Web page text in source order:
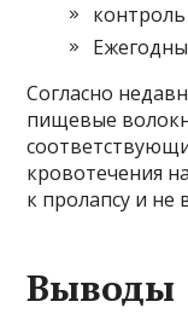
контроль
Согласно
пищевые
кровотечения
к пролапсу и не
Выводы